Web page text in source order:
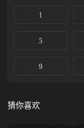
1
5
9
猜你喜欢